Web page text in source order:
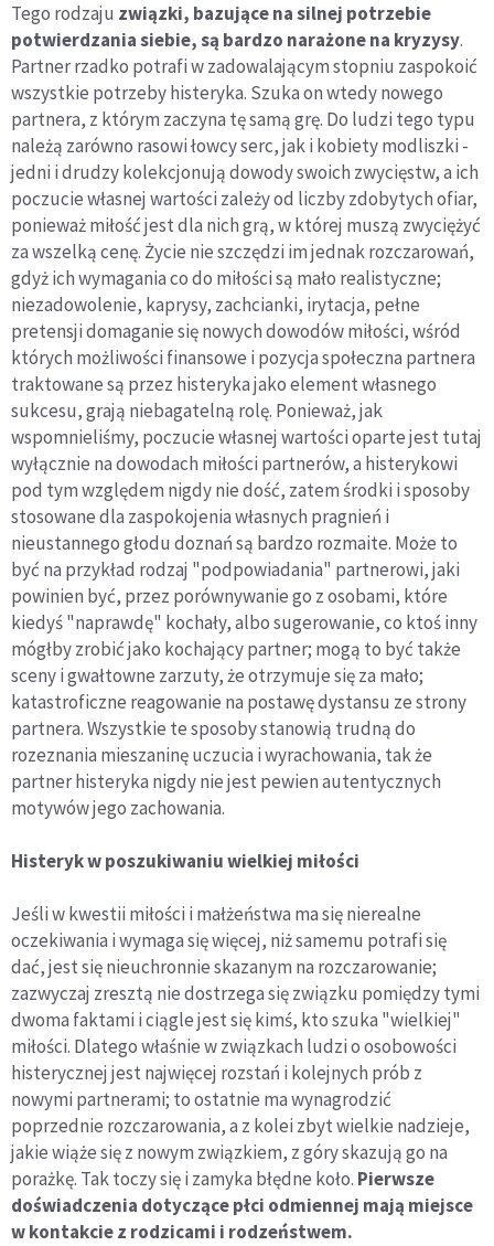
Tego rodzaju związki, bazujące na silnej potrzebie
potwierdzania siebie, są bardzo narażone na kryzysy.
Partner rzadko potrafi w zadowalającym stopniu zaspokoić
wszystkie potrzeby histeryka. Szuka on wtedy nowego
partnera, z którym zaczyna tę samą grę. Do ludzi tego typu
należą zarówno rasowi łowcy serc, jak i kobiety modliszki -
jedni i drudzy kolekcjonują dowody swoich zwycięstw, a ich
poczucie własnej wartości zależy od liczby zdobytych ofiar,
ponieważ miłość jest dla nich grą, w której muszą zwyciężyć
za wszelką cenę. Życie nie szczędzi im jednak rozczarowań,
gdyż ich wymagania co do miłości są mało realistyczne;
niezadowolenie, kaprysy, zachcianki, irytacja, pełne
pretensji domaganie się nowych dowodów miłości, wśród
których możliwości finansowe i pozycja społeczna partnera
traktowane są przez histeryka jako element własnego
sukcesu, grają niebagatelną rolę. Ponieważ, jak
wspomnieliśmy, poczucie własnej wartości oparte jest tutaj
wyłącznie na dowodach miłości partnerów, a histerykowi
pod tym względem nigdy nie dość, zatem środki i sposoby
stosowane dla zaspokojenia własnych pragnień i
nieustannego głodu doznań są bardzo rozmaite. Może to
być na przykład rodzaj "podpowiadania" partnerowi, jaki
powinien być, przez porównywanie go z osobami, które
kiedyś "naprawdę" kochały, albo sugerowanie, co ktoś inny
mógłby zrobić jako kochający partner; mogą to być także
sceny i gwałtowne zarzuty, że otrzymuje się za mało;
katastroficzne reagowanie na postawę dystansu ze strony
partnera. Wszystkie te sposoby stanowią trudną do
rozeznania mieszaninę uczucia i wyrachowania, tak że
partner histeryka nigdy nie jest pewien autentycznych
motywów jego zachowania.
Histeryk w poszukiwaniu wielkiej miłości
Jeśli w kwestii miłości i małżeństwa ma się nierealne
oczekiwania i wymaga się więcej, niż samemu potrafi się
dać, jest się nieuchronnie skazanym na rozczarowanie;
zazwyczaj zresztą nie dostrzega się związku pomiędzy tymi
dwoma faktami i ciągle jest się kimś, kto szuka "wielkiej"
miłości. Dlatego właśnie w związkach ludzi o osobowości
histerycznej jest najwięcej rozstań i kolejnych prób z
nowymi partnerami; to ostatnie ma wynagrodzić
poprzednie rozczarowania, a z kolei zbyt wielkie nadzieje,
jakie wiąże się z nowym związkiem, z góry skazują go na
porażkę. Tak toczy się i zamyka błędne koło. Pierwsze
doświadczenia dotyczące płci odmiennej mają miejsce
w kontakcie z rodzicami i rodzeństwem.